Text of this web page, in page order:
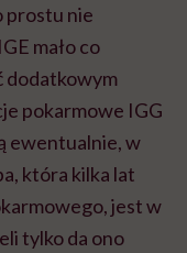
prostu nie
mało co
dodatkowym
pokarmowe IGG
ewentualnie, w
która kilka lat
jest w
tylko da ono